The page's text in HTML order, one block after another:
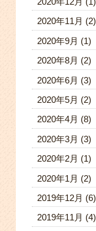
2020年11月 (2)
2020年9月 (1)
2020年8月 (2)
2020年6月 (3)
2020年5月 (2)
2020年4月 (8)
2020年3月 (3)
2020年2月 (1)
2020年1月 (2)
2019年12月 (6)
2019年11月 (4)